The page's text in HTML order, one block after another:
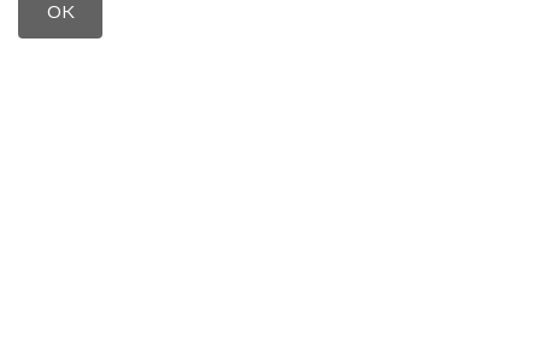
8 (800) 600-40-37
OK